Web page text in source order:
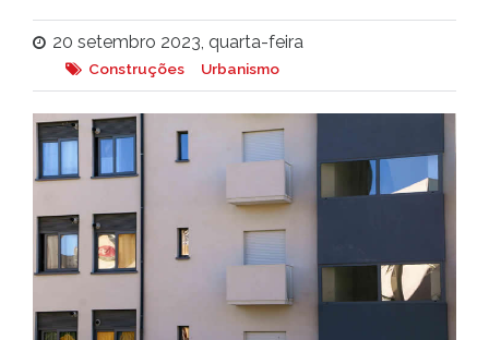
20 setembro 2023, quarta-feira
Construções Urbanismo